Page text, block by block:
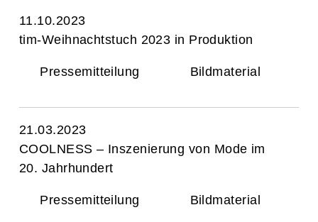
11.10.2023
tim-Weihnachtstuch 2023 in Produktion
Pressemitteilung Bildmaterial
21.03.2023
COOLNESS – Inszenierung von Mode im
20. Jahrhundert
Pressemitteilung Bildmaterial